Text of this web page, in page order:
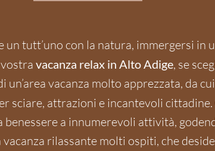
tutt’uno con la natura, immergersi in
vostravacanza relax in Alto Adige, se
un’area vacanza molto apprezzata, da
sciare, attrazioni e incantevoli
benessere a innumerevoli attività,
rilassante molti ospiti, che